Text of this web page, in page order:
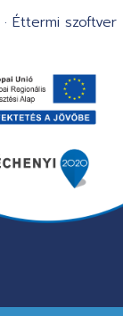
·Éttermi szoftver